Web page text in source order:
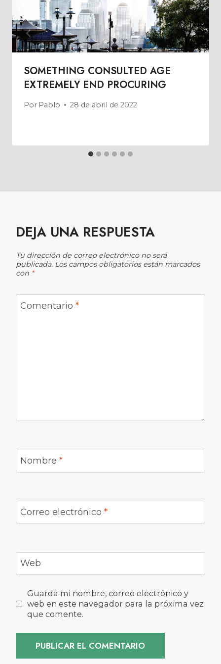
SOMETHING CONSULTED AGE
EXTREMELY END PROCURING
Por Pablo 28 de abril de 2022
DEJA UNA RESPUESTA
Tu dirección de correo electrónico no será
publicada. Los campos obligatorios están marcados
con *
Comentario *
Nombre *
Correo electrónico *
Web
Guarda mi nombre, correo electrónico y
web en este navegador para la próxima vez
que comente.